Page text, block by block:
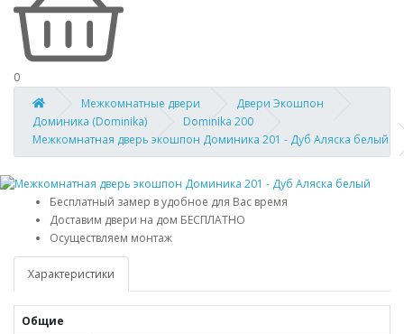
0
Межкомнатные двери
Двери Экошпон
Доминика (Dominika)
Dominika 200
Межкомнатная дверь экошпон Доминика 201 - Дуб Аляска белый
Бесплатный замер в удобное для Вас время
Доставим двери на дом БЕСПЛАТНО
Осуществляем монтаж
Характеристики
Общие